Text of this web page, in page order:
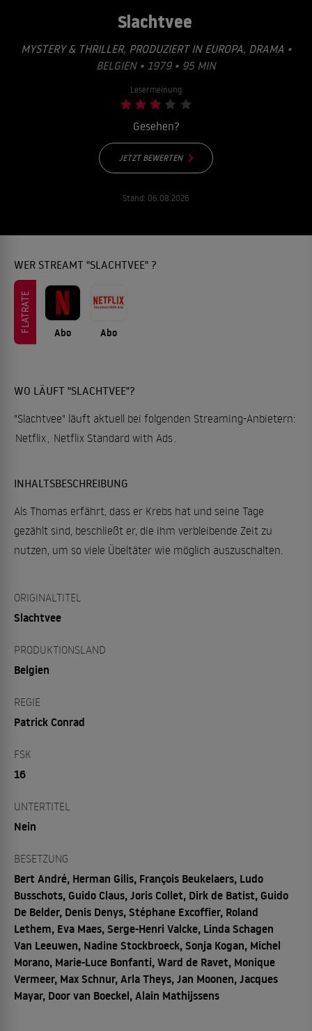
Slachtvee
MYSTERY & THRILLER, PRODUZIERT IN EUROPA, DRAMA •
BELGIEN • 1979 • 95 MIN
Lesermeinung
Gesehen?
JETZT BEWERTEN
Stand: 06.08.2026
WER STREAMT "SLACHTVEE" ?
FLATRATE Abo Abo
WO LÄUFT "SLACHTVEE"?
"Slachtvee" läuft aktuell bei folgenden Streaming-Anbietern:
Netflix Netflix Standard with Ads
INHALTSBESCHREIBUNG
Als Thomas erfährt, dass er Krebs hat und seine Tage
gezählt sind, beschließt er, die ihm verbleibende Zeit zu
nutzen, um so viele Übeltäter wie möglich auszuschalten.
ORIGINALTITEL
Slachtvee
PRODUKTIONSLAND
Belgien
REGIE
Patrick Conrad
FSK
16
UNTERTITEL
Nein
BESETZUNG
Bert André, Herman Gilis, François Beukelaers, Ludo
Busschots, Guido Claus, Joris Collet, Dirk de Batist, Guido
De Belder, Denis Denys, Stéphane Excoffier, Roland
Lethem, Eva Maes, Serge-Henri Valcke, Linda Schagen
Van Leeuwen, Nadine Stockbroeck, Sonja Kogan, Michel
Morano, Marie-Luce Bonfanti, Ward de Ravet, Monique
Vermeer, Max Schnur, Arla Theys, Jan Moonen, Jacques
Mayar, Door van Boeckel, Alain Mathijssens